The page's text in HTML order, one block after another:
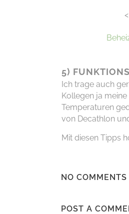
<
5)
Ich trage auch
Kollegen ja
Temperaturen
von Decathlon
Mit diesen Tipps
NO COMMENTS
POST A